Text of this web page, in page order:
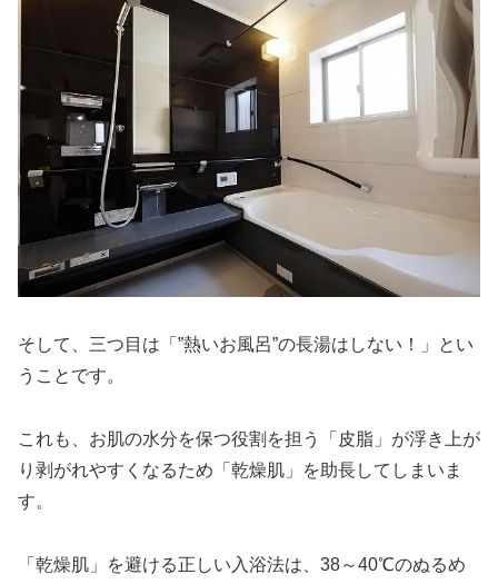
そして、三つ目は「”熱いお風呂”の長湯はしない！」とい
うことです。
これも、お肌の水分を保つ役割を担う「皮脂」が浮き上が
り剥がれやすくなるため「乾燥肌」を助長してしまいま
す。
「乾燥肌」を避ける正しい入浴法は、38～40℃のぬるめ